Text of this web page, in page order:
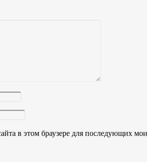
в этом браузере для последующих